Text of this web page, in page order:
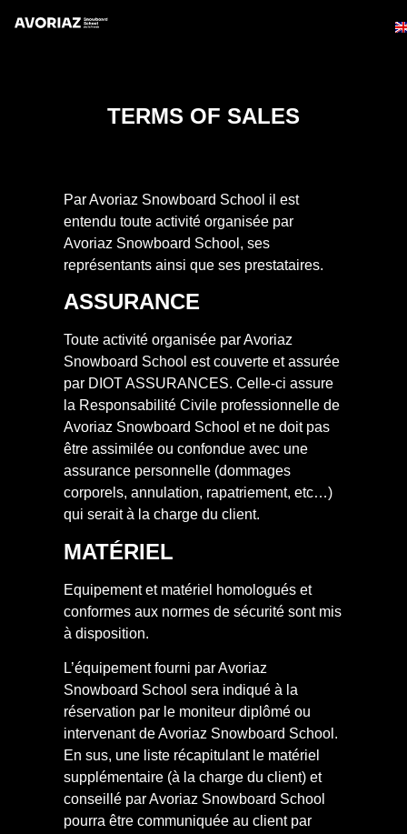
TERMS OF SALES
Par Avoriaz Snowboard School il est
entendu toute activité organisée par
Avoriaz Snowboard School, ses
représentants ainsi que ses prestataires.
ASSURANCE
Toute activité organisée par Avoriaz
Snowboard School est couverte et assurée
par DIOT ASSURANCES. Celle-ci assure
la Responsabilité Civile professionnelle de
Avoriaz Snowboard School et ne doit pas
être assimilée ou confondue avec une
assurance personnelle (dommages
corporels, annulation, rapatriement, etc…)
qui serait à la charge du client.
MATÉRIEL
Equipement et matériel homologués et
conformes aux normes de sécurité sont mis
à disposition.
L’équipement fourni par Avoriaz
Snowboard School sera indiqué à la
réservation par le moniteur diplômé ou
intervenant de Avoriaz Snowboard School.
En sus, une liste récapitulant le matériel
supplémentaire (à la charge du client) et
conseillé par Avoriaz Snowboard School
pourra être communiquée au client par